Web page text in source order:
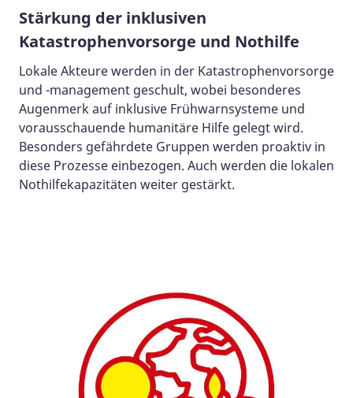
Stärkung der inklusiven
Katastrophenvorsorge und Nothilfe
Lokale Akteure werden in der Katastrophenvorsorge
und -management geschult, wobei besonderes
Augenmerk auf inklusive Frühwarnsysteme und
vorausschauende humanitäre Hilfe gelegt wird.
Besonders gefährdete Gruppen werden proaktiv in
diese Prozesse einbezogen. Auch werden die lokalen
Nothilfekapazitäten weiter gestärkt.